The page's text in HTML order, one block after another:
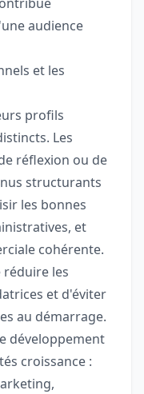
audience
et les
profils
Les
réflexion ou de
structurants
les bonnes
et
cohérente.
réduire les
et d'éviter
au démarrage.
développement
croissance :